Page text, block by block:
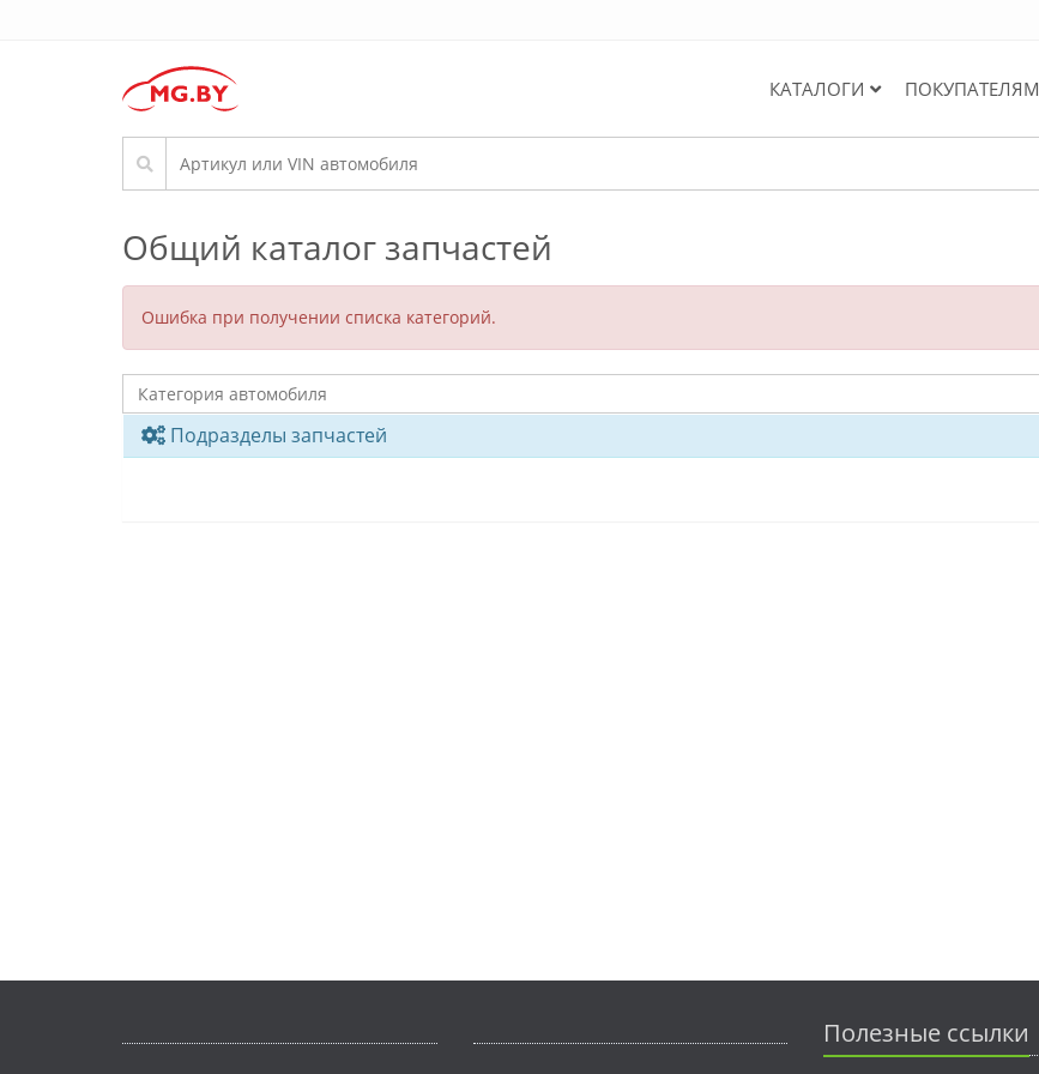
КАТАЛОГИ ПОКУПАТЕЛЯМ
Общий каталог запчастей
Ошибка при получении списка категорий.
Подразделы запчастей
Полезные ссылки